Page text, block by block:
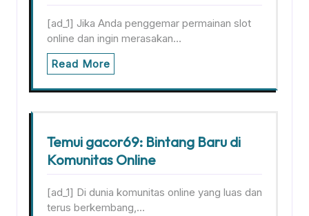
[ad_1] Jika Anda penggemar permainan slot
online dan ingin merasakan…
Read More
Temui gacor69: Bintang Baru di
Komunitas Online
[ad_1] Di dunia komunitas online yang luas dan
terus berkembang,…